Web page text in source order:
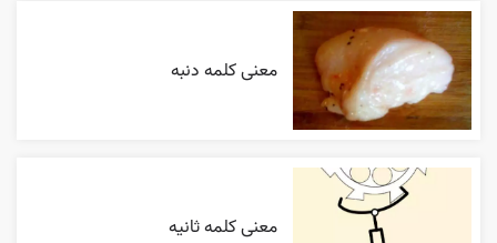
معنی کلمه دنبه
معنی کلمه ثانیه